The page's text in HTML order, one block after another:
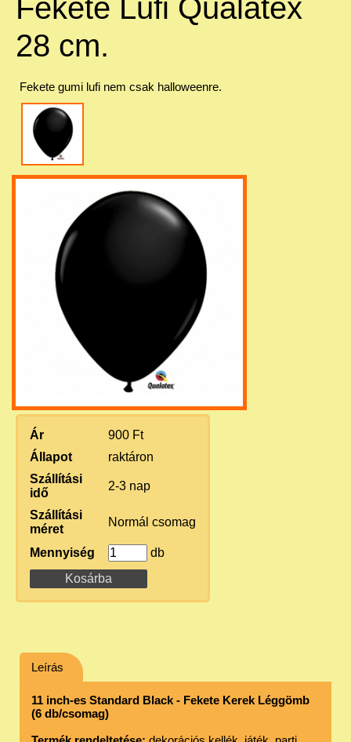
Fekete Lufi Qualatex
28 cm.
Fekete gumi lufi nem csak halloweenre.
Ár
900 Ft
Állapot
raktáron
Szállítási
idő
2-3 nap
Szállítási
méret
Normál csomag
Mennyiség db
Leírás
11 inch-es Standard Black - Fekete Kerek Léggömb
(6 db/csomag)